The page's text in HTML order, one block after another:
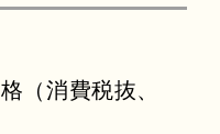
（消費税抜、